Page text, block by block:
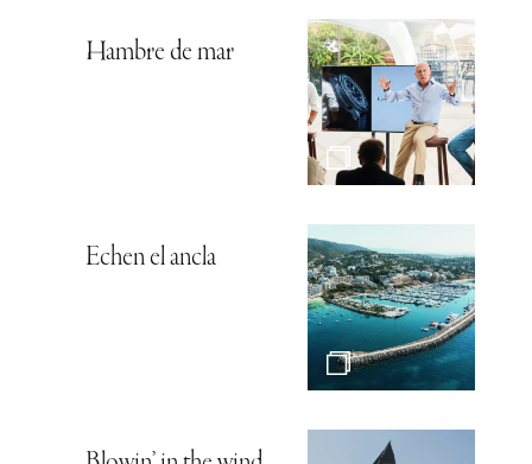
Hambre de mar
Echen el ancla